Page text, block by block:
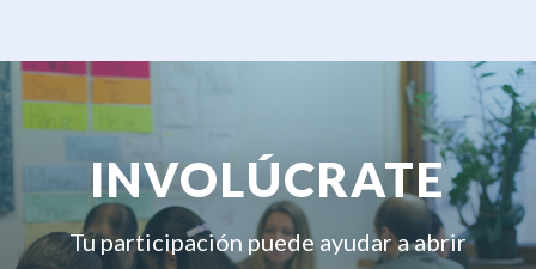
INVOLÚCRATE
Tu participación puede ayudar a abrir